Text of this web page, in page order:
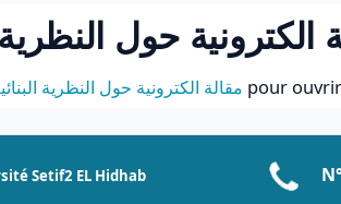
الكترونية حول النظرية
d’achèvement
مقالة الكترونية حول النظرية pour
Setif2 EL Hidhab